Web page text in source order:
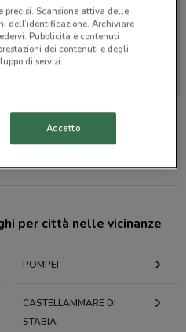
nelle vicinanze
per città nelle vicinanze
POMPEI
CASTELLAMMARE DI
STABIA
precisi. Scansione attiva delle
dell’identificazione. Archiviare
Pubblicità e contenuti
dei contenuti e degli
di servizi.
Accetto